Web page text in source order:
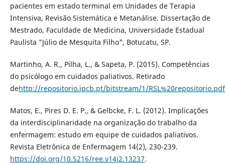
pacientes em estado terminal em Unidades de Terapia
Intensiva, Revisão Sistemática e Metanálise. Dissertação de
Mestrado, Faculdade de Medicina, Universidade Estadual
Paulista "Júlio de Mesquita Filho", Botucatu, SP.
Martinho, A. R., Pilha, L., & Sapeta, P. (2015). Competências
do psicólogo em cuidados paliativos. Retirado
dehttp://repositorio.ipcb.pt/bitstream/1/RSL%20repositorio.pdf
Matos, E., Pires D. E. P., & Gelbcke, F. L. (2012). Implicações
da interdisciplinaridade na organização do trabalho da
enfermagem: estudo em equipe de cuidados paliativos.
Revista Eletrônica de Enfermagem 14(2), 230-239.
https://doi.org/10.5216/ree.v14i2.13237.